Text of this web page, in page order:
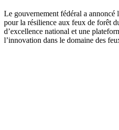
Le gouvernement fédéral a annoncé
pour la résilience aux feux de forêt
d’excellence national et une
l’innovation dans le domaine des